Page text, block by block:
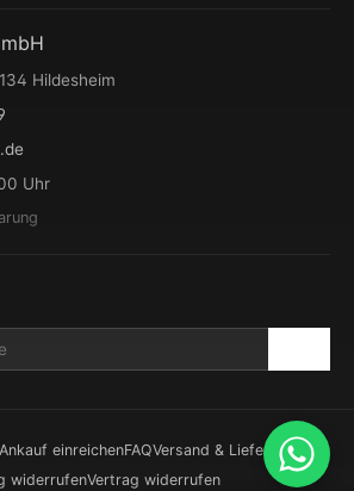
Hildesheim
Uhr
Ankauf einreichenFAQVersand & Lieferung
widerrufenVertrag widerrufen